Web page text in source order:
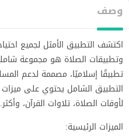
وصف
اكتشف التطبيق الأمثل لجميع
تطبيقًا إسلاميًا، مصممة لدعم
التطبيق الشامل يحتوي على
لأوقات الصلاة، تلاوات القرآن،
الميزات الرئيسية: